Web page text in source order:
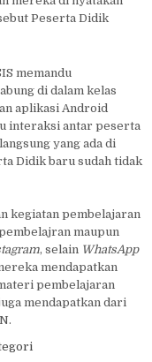
Peserta Didik
memandu
di dalam kelas
aplikasi Android
interaksi antar peserta
yang ada di
Didik baru sudah tidak
kegiatan pembelajaran
maupun
, selain WhatsApp
mendapatkan
pembelajaran
mendapatkan dari